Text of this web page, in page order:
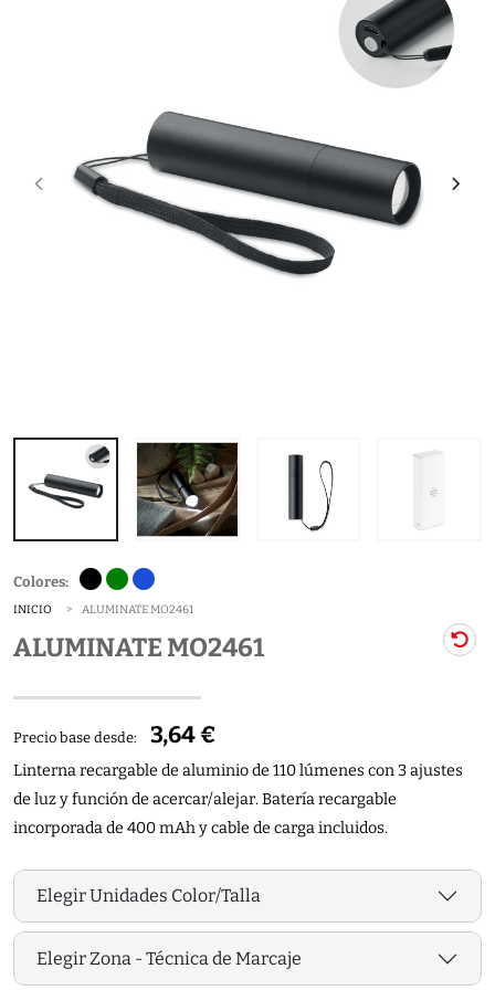
Colores:
INICIO ALUMINATE MO2461
ALUMINATE MO2461
Precio base desde: 3,64 €
Linterna recargable de aluminio de 110 lúmenes con 3 ajustes
de luz y función de acercar/alejar. Batería recargable
incorporada de 400 mAh y cable de carga incluidos.
Elegir Unidades Color/Talla
Elegir Zona - Técnica de Marcaje